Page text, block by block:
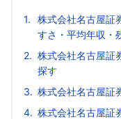
株式会社名古屋証
すさ・平均年収・
株式会社名古屋証
探す
株式会社名古屋証
株式会社名古屋証